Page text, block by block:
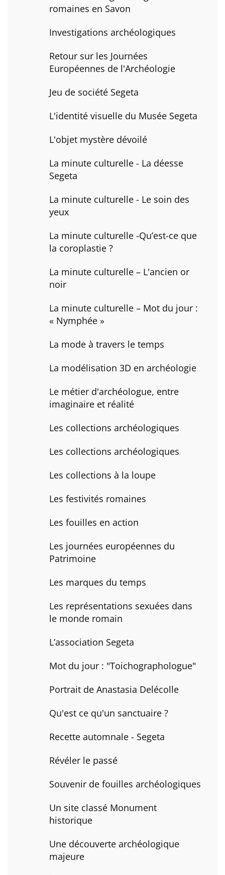
romaines en Savon
Investigations archéologiques
Retour sur les Journées
Européennes de l'Archéologie
Jeu de société Segeta
L'identité visuelle du Musée Segeta
L'objet mystère dévoilé
La minute culturelle - La déesse
Segeta
La minute culturelle - Le soin des
yeux
La minute culturelle -Qu’est-ce que
la coroplastie ?
La minute culturelle – L'ancien or
noir
La minute culturelle – Mot du jour :
« Nymphée »
La mode à travers le temps
La modélisation 3D en archéologie
Le métier d'archéologue, entre
imaginaire et réalité
Les collections archéologiques
Les collections archéologiques
Les collections à la loupe
Les festivités romaines
Les fouilles en action
Les journées européennes du
Patrimoine
Les marques du temps
Les représentations sexuées dans
le monde romain
L’association Segeta
Mot du jour : "Toichographologue"
Portrait de Anastasia Delécolle
Qu'est ce qu'un sanctuaire ?
Recette automnale - Segeta
Révéler le passé
Souvenir de fouilles archéologiques
Un site classé Monument
historique
Une découverte archéologique
majeure